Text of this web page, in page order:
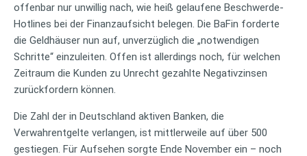
offenbar nur unwillig nach, wie heiß gelaufene Beschwerde-
Hotlines bei der Finanzaufsicht belegen. Die BaFin forderte
die Geldhäuser nun auf, unverzüglich die „notwendigen
Schritte“ einzuleiten. Offen ist allerdings noch, für welchen
Zeitraum die Kunden zu Unrecht gezahlte Negativzinsen
zurückfordern können.
Die Zahl der in Deutschland aktiven Banken, die
Verwahrentgelte verlangen, ist mittlerweile auf über 500
gestiegen. Für Aufsehen sorgte Ende November ein – noch